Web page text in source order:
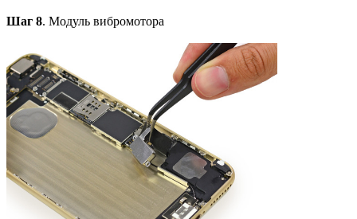
Шаг 8. Модуль вибромотора